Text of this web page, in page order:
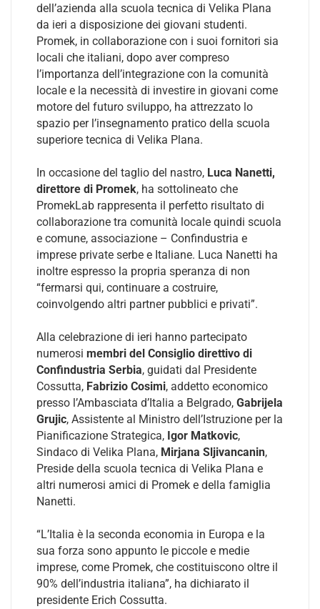
dell’azienda alla scuola tecnica di Velika Plana
da ieri a disposizione dei giovani studenti.
Promek, in collaborazione con i suoi fornitori sia
locali che italiani, dopo aver compreso
l’importanza dell’integrazione con la comunità
locale e la necessità di investire in giovani come
motore del futuro sviluppo, ha attrezzato lo
spazio per l’insegnamento pratico della scuola
superiore tecnica di Velika Plana.
In occasione del taglio del nastro, Luca Nanetti,
direttore di Promek, ha sottolineato che
PromekLab rappresenta il perfetto risultato di
collaborazione tra comunità locale quindi scuola
e comune, associazione – Confindustria e
imprese private serbe e Italiane. Luca Nanetti ha
inoltre espresso la propria speranza di non
“fermarsi qui, continuare a costruire,
coinvolgendo altri partner pubblici e privati”.
Alla celebrazione di ieri hanno partecipato
numerosi membri del Consiglio direttivo di
Confindustria Serbia, guidati dal Presidente
Cossutta, Fabrizio Cosimi, addetto economico
presso l’Ambasciata d’Italia a Belgrado, Gabrijela
Grujic, Assistente al Ministro dell’Istruzione per la
Pianificazione Strategica, Igor Matkovic,
Sindaco di Velika Plana, Mirjana Sljivancanin,
Preside della scuola tecnica di Velika Plana e
altri numerosi amici di Promek e della famiglia
Nanetti.
“L’Italia è la seconda economia in Europa e la
sua forza sono appunto le piccole e medie
imprese, come Promek, che costituiscono oltre il
90% dell’industria italiana”, ha dichiarato il
presidente Erich Cossutta.